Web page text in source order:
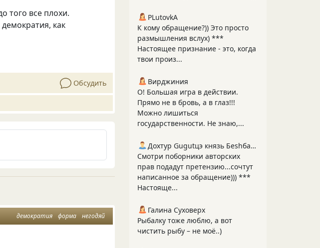
того все плохи.
как
Обсудить
демократия форма негодяй
PLutоvkА
К кому обращение?)) Это просто
размышления вслух) ***
Настоящее признание - это, когда
твои произ...
Вирджиния
О! Большая игра в действии.
Прямо не в бровь, а в глаз!!!
Можно лишиться
государственности. Не знаю,...
Дохтур Gugutцэ князь Беshбармакоff
Смотри поборники авторских
прав подадут претензию...сочтут
написанное за обращение))) ***
Настояще...
Галина Суховерх
Рыбалку тоже люблю, а вот
чистить рыбу – не моё..)